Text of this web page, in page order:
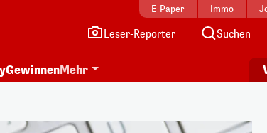
E-Paper Immo
Leser-Reporter Suchen
GewinnenMehr